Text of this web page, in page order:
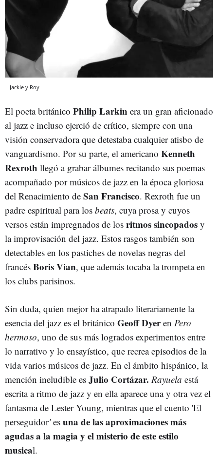
Jackie y Roy
El poeta británico Philip Larkin era un gran aficionado
al jazz e incluso ejerció de crítico, siempre con una
visión conservadora que detestaba cualquier atisbo de
vanguardismo. Por su parte, el americano Kenneth
Rexroth llegó a grabar álbumes recitando sus poemas
acompañado por músicos de jazz en la época gloriosa
del Renacimiento de San Francisco. Rexroth fue un
padre espiritual para los beats, cuya prosa y cuyos
versos están impregnados de los ritmos sincopados y
la improvisación del jazz. Estos rasgos también son
detectables en los pastiches de novelas negras del
francés Boris Vian, que además tocaba la trompeta en
los clubs parisinos.
Sin duda, quien mejor ha atrapado literariamente la
esencia del jazz es el británico Geoff Dyeren Pero
hermoso, uno de sus más logrados experimentos entre
lo narrativo y lo ensayístico, que recrea episodios de la
vida varios músicos de jazz. En el ámbito hispánico, la
mención ineludible es Julio Cortázar. Rayuela está
escrita a ritmo de jazz y en ella aparece una y otra vez el
fantasma de Lester Young, mientras que el cuento 'El
perseguidor'es una de las aproximaciones más
agudas a la magia y el misterio de este estilo
musical.